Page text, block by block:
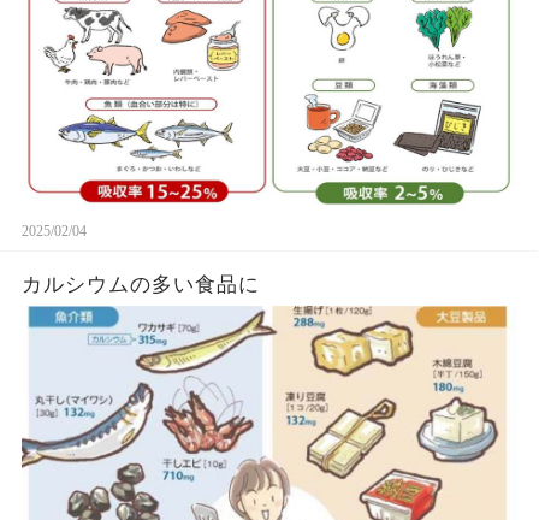
2025/02/04
カルシウムの多い食品に